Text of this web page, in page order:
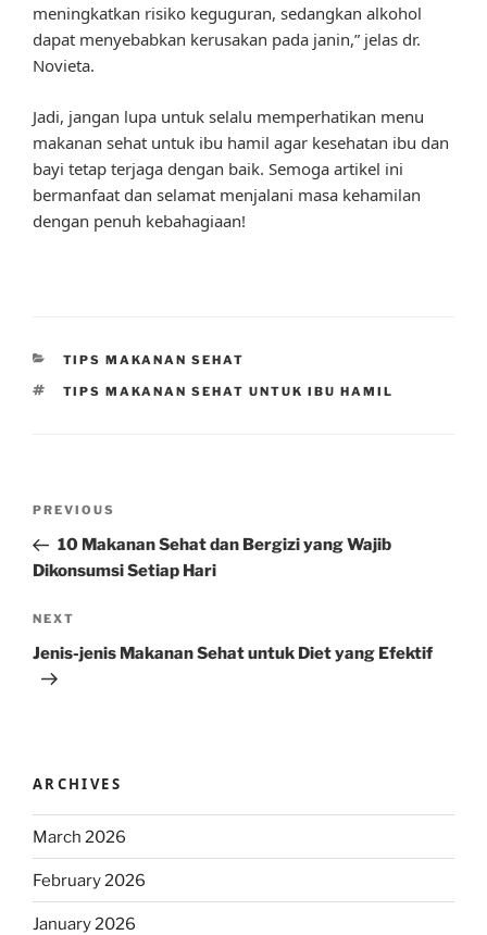
meningkatkan risiko keguguran, sedangkan alkohol
dapat menyebabkan kerusakan pada janin,” jelas dr.
Novieta.
Jadi, jangan lupa untuk selalu memperhatikan menu
makanan sehat untuk ibu hamil agar kesehatan ibu dan
bayi tetap terjaga dengan baik. Semoga artikel ini
bermanfaat dan selamat menjalani masa kehamilan
dengan penuh kebahagiaan!
CATEGORIES
TIPS MAKANAN SEHAT
TAGS
TIPS MAKANAN SEHAT UNTUK IBU HAMIL
Previous
Post
PREVIOUS
10 Makanan Sehat dan Bergizi yang Wajib
Dikonsumsi Setiap Hari
Next
Post
NEXT
Jenis-jenis Makanan Sehat untuk Diet yang Efektif
ARCHIVES
March 2026
February 2026
January 2026